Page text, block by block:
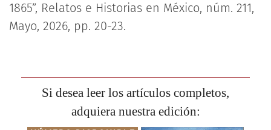
1865”, Relatos e Historias en México, núm. 211,
Mayo, 2026, pp. 20-23.
Si desea leer los artículos completos,
adquiera nuestra edición: